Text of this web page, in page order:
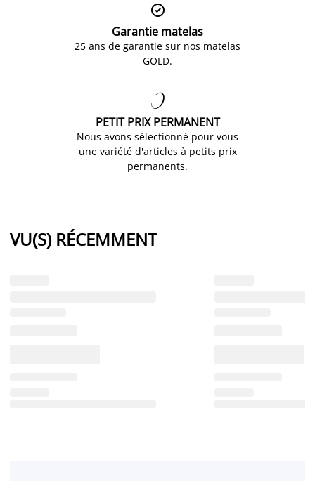

Garantie matelas
25 ans de garantie sur nos matelas
GOLD.

PETIT PRIX PERMANENT
Nous avons sélectionné pour vous
une variété d'articles à petits prix
permanents.
VU(S) RÉCEMMENT